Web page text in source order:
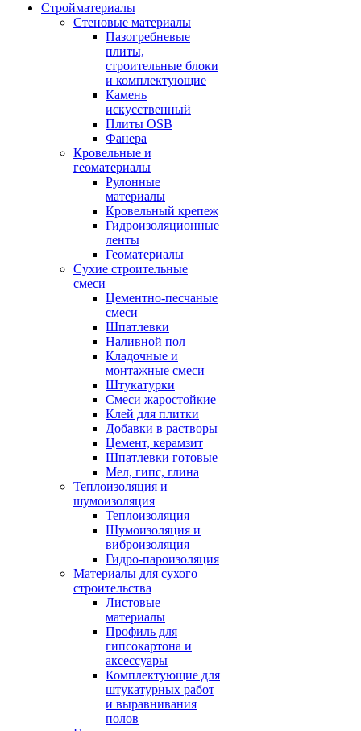
Стройматериалы
Стеновые материалы
Пазогребневые
плиты,
строительные блоки
и комплектующие
Камень
искусственный
Плиты OSB
Фанера
Кровельные и
геоматериалы
Рулонные
материалы
Кровельный крепеж
Гидроизоляционные
ленты
Геоматериалы
Сухие строительные
смеси
Цементно-песчаные
смеси
Шпатлевки
Наливной пол
Кладочные и
монтажные смеси
Штукатурки
Смеси жаростойкие
Клей для плитки
Добавки в растворы
Цемент, керамзит
Шпатлевки готовые
Мел, гипс, глина
Теплоизоляция и
шумоизоляция
Теплоизоляция
Шумоизоляция и
виброизоляция
Гидро-пароизоляция
Материалы для сухого
строительства
Листовые
материалы
Профиль для
гипсокартона и
аксессуары
Комплектующие для
штукатурных работ
и выравнивания
полов